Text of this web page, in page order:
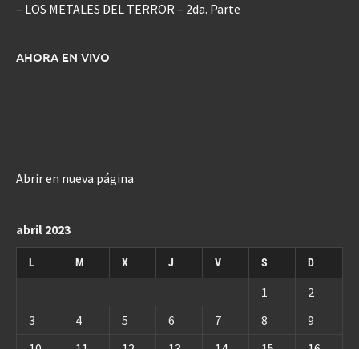
– LOS METALES DEL TERROR – 2da. Parte
AHORA EN VIVO
Abrir en nueva página
abril 2023
L M X J V S D
1
2
3
4 5 6 7 8
9